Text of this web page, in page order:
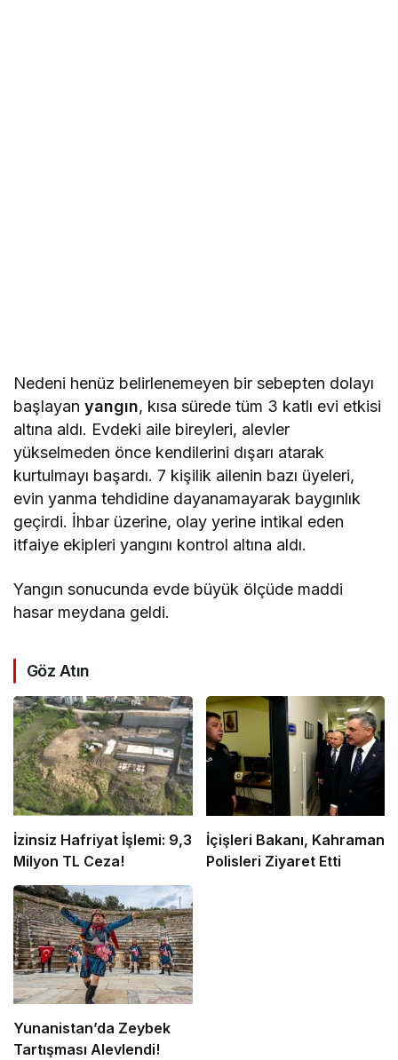
Nedeni henüz belirlenemeyen bir sebepten dolayı
başlayanyangın, kısa sürede tüm 3 katlı evi etkisi
altına aldı. Evdeki aile bireyleri, alevler
yükselmeden önce kendilerini dışarı atarak
kurtulmayı başardı. 7 kişilik ailenin bazı üyeleri,
evin yanma tehdidine dayanamayarak baygınlık
geçirdi. İhbar üzerine, olay yerine intikal eden
itfaiye ekipleri yangını kontrol altına aldı.
Yangın sonucunda evde büyük ölçüde maddi
hasar meydana geldi.
Göz Atın
İzinsiz Hafriyat İşlemi: 9,3
Milyon TL Ceza!
İçişleri Bakanı, Kahraman
Polisleri Ziyaret Etti
Yunanistan’da Zeybek
Tartışması Alevlendi!